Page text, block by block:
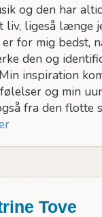
og den har
liv, ligeså længe
er for mig bedst,
den og
inspiration
og min
fra den flotte
Tove